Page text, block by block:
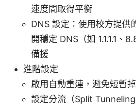
速度間取得平衡
DNS 設定：使用校方提供
開穩定 DNS（如 1.1.1.1、
備援
進階設定
啟用自動重連，避免短暫
設定分流（Split